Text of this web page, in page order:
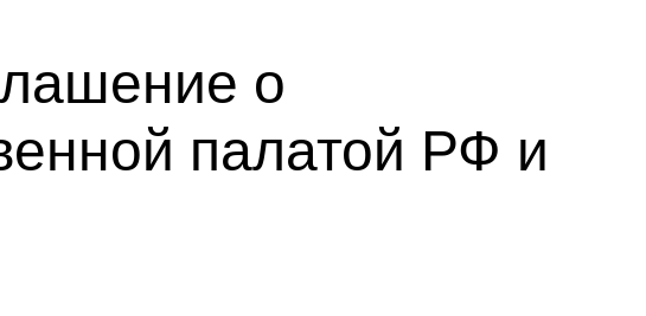
о
палатой РФ и